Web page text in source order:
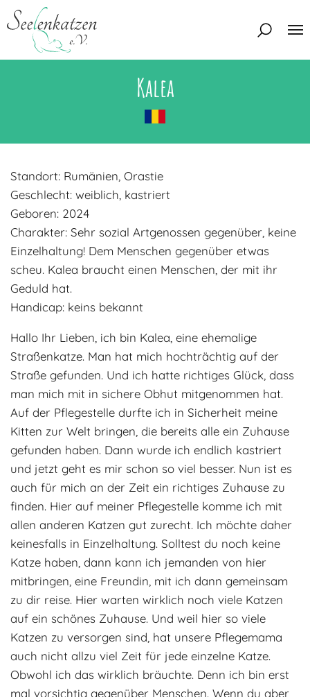
Mitglied werden
Katzen
Eine Katze adoptieren
Interessentenbogen
Zuhause gesucht
Zuhause gefunden
Regenbogenbrücke
Infos rund um die Katze
Deine Hilfe
Kontakt
Interessentenbogen
Kontaktformular
FAQ
Blog
Kalea
Standort: Rumänien, Orastie
Geschlecht: weiblich, kastriert
Geboren: 2024
Charakter: Sehr sozial Artgenossen gegenüber, keine
Einzelhaltung! Dem Menschen gegenüber etwas
scheu. Kalea braucht einen Menschen, der mit ihr
Geduld hat.
Handicap: keins bekannt
Hallo Ihr Lieben, ich bin Kalea, eine ehemalige
Straßenkatze. Man hat mich hochträchtig auf der
Straße gefunden. Und ich hatte richtiges Glück, dass
man mich mit in sichere Obhut mitgenommen hat.
Auf der Pflegestelle durfte ich in Sicherheit meine
Kitten zur Welt bringen, die bereits alle ein Zuhause
gefunden haben. Dann wurde ich endlich kastriert
und jetzt geht es mir schon so viel besser. Nun ist es
auch für mich an der Zeit ein richtiges Zuhause zu
finden. Hier auf meiner Pflegestelle komme ich mit
allen anderen Katzen gut zurecht. Ich möchte daher
keinesfalls in Einzelhaltung. Solltest du noch keine
Katze haben, dann kann ich jemanden von hier
mitbringen, eine Freundin, mit ich dann gemeinsam
zu dir reise. Hier warten wirklich noch viele Katzen
auf ein schönes Zuhause. Und weil hier so viele
Katzen zu versorgen sind, hat unsere Pflegemama
auch nicht allzu viel Zeit für jede einzelne Katze.
Obwohl ich das wirklich bräuchte. Denn ich bin erst
mal vorsichtig gegenüber Menschen. Wenn du aber